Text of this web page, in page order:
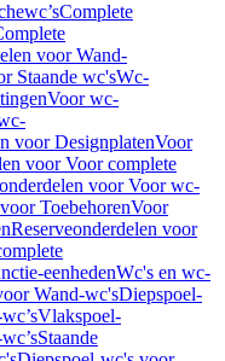
Complete
voor Wand-
Staande wc'sWc-
Voor wc-
voor DesignplatenVoor
voor Voor complete
voor Voor wc-
ToebehorenVoor
Reserveonderdelen voor
eenhedenWc's en wc-
Wand-wc'sDiepspoel-
Vlakspoel-
Staande